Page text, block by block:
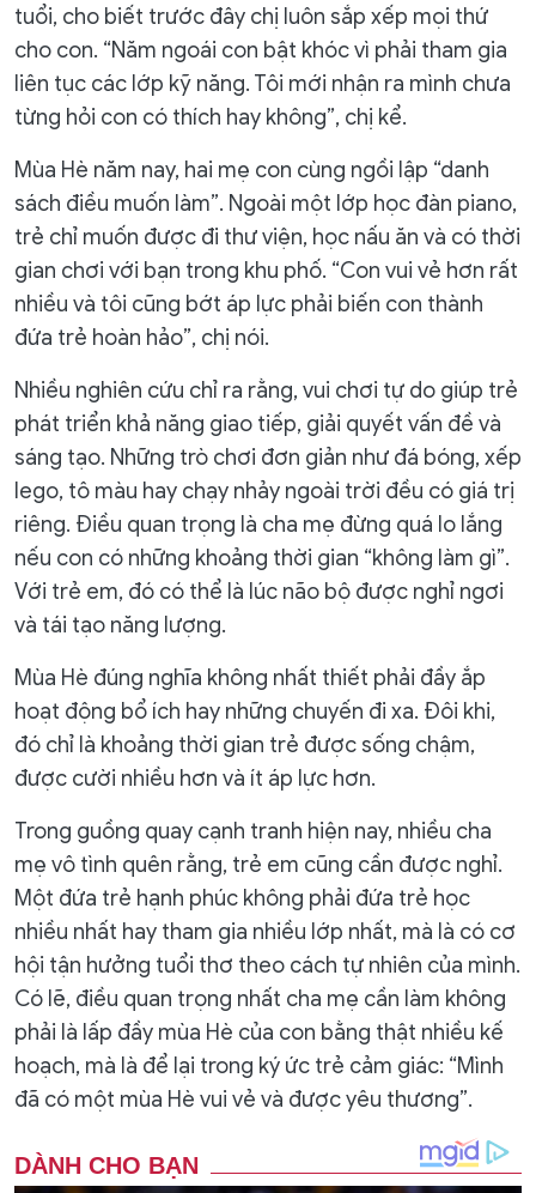
tuổi, cho biết trước đây chị luôn sắp xếp mọi thứ
cho con. “Năm ngoái con bật khóc vì phải tham gia
liên tục các lớp kỹ năng. Tôi mới nhận ra mình chưa
từng hỏi con có thích hay không”, chị kể.
Mùa Hè năm nay, hai mẹ con cùng ngồi lập “danh
sách điều muốn làm”. Ngoài một lớp học đàn piano,
trẻ chỉ muốn được đi thư viện, học nấu ăn và có thời
gian chơi với bạn trong khu phố. “Con vui vẻ hơn rất
nhiều và tôi cũng bớt áp lực phải biến con thành
đứa trẻ hoàn hảo”, chị nói.
Nhiều nghiên cứu chỉ ra rằng, vui chơi tự do giúp trẻ
phát triển khả năng giao tiếp, giải quyết vấn đề và
sáng tạo. Những trò chơi đơn giản như đá bóng, xếp
lego, tô màu hay chạy nhảy ngoài trời đều có giá trị
riêng. Điều quan trọng là cha mẹ đừng quá lo lắng
nếu con có những khoảng thời gian “không làm gì”.
Với trẻ em, đó có thể là lúc não bộ được nghỉ ngơi
và tái tạo năng lượng.
Mùa Hè đúng nghĩa không nhất thiết phải đầy ắp
hoạt động bổ ích hay những chuyến đi xa. Đôi khi,
đó chỉ là khoảng thời gian trẻ được sống chậm,
được cười nhiều hơn và ít áp lực hơn.
Trong guồng quay cạnh tranh hiện nay, nhiều cha
mẹ vô tình quên rằng, trẻ em cũng cần được nghỉ.
Một đứa trẻ hạnh phúc không phải đứa trẻ học
nhiều nhất hay tham gia nhiều lớp nhất, mà là có cơ
hội tận hưởng tuổi thơ theo cách tự nhiên của mình.
Có lẽ, điều quan trọng nhất cha mẹ cần làm không
phải là lấp đầy mùa Hè của con bằng thật nhiều kế
hoạch, mà là để lại trong ký ức trẻ cảm giác: “Mình
đã có một mùa Hè vui vẻ và được yêu thương”.